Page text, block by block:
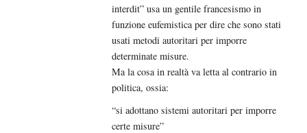
interdit” usa un gentile francesismo in
funzione eufemistica per dire che sono stati
usati metodi autoritari per imporre
determinate misure.
Ma la cosa in realtà va letta al contrario in
politica, ossia:
“si adottano sistemi autoritari per imporre
certe misure”